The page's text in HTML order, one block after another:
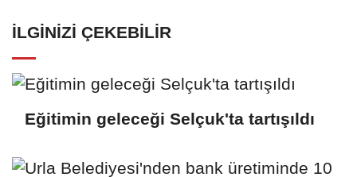
İLGINIZI ÇEKEBILIR
Eğitimin geleceği Selçuk'ta tartışıldı